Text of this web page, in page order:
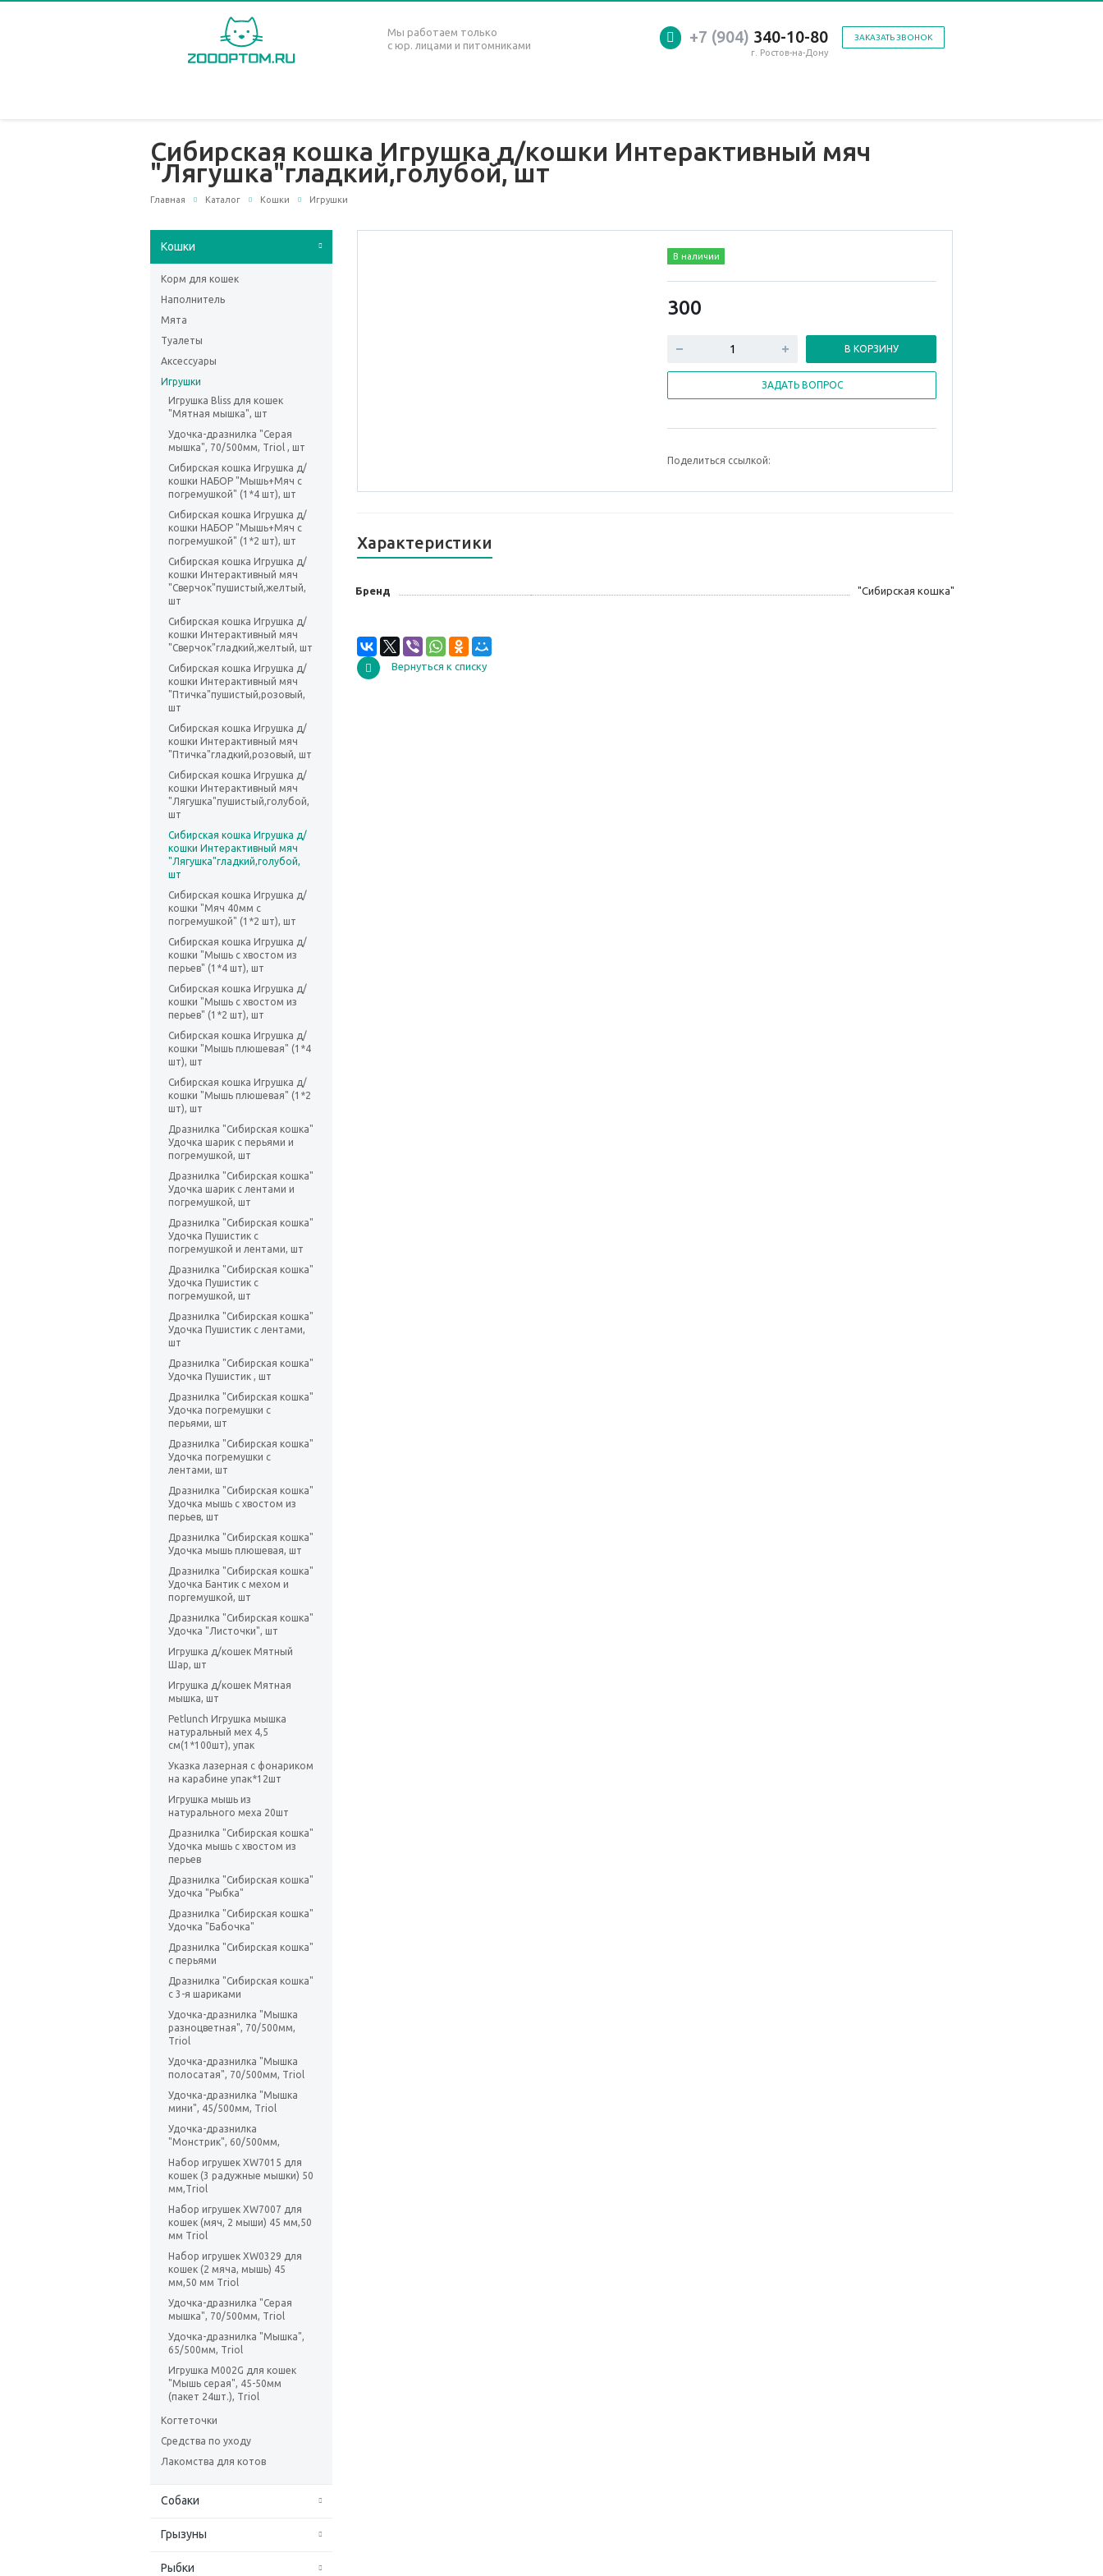
Мы работаем только
с юр. лицами и питомниками
ЗАКАЗАТЬ ЗВОНОК
+7 (904) 340-10-80
г. Ростов-на-Дону
Сибирская кошка Игрушка д/кошки Интерактивный мяч
"Лягушка"гладкий,голубой, шт
Главная Каталог Кошки Игрушки
Кошки
Корм для кошек
Наполнитель
Мята
Туалеты
Аксессуары
Игрушки
Игрушка Bliss для кошек
"Мятная мышка", шт
Удочка-дразнилка "Серая
мышка", 70/500мм, Triol , шт
Сибирская кошка Игрушка д/
кошки НАБОР "Мышь+Мяч с
погремушкой" (1*4 шт), шт
Сибирская кошка Игрушка д/
кошки НАБОР "Мышь+Мяч с
погремушкой" (1*2 шт), шт
Сибирская кошка Игрушка д/
кошки Интерактивный мяч
"Сверчок"пушистый,желтый,
шт
Сибирская кошка Игрушка д/
кошки Интерактивный мяч
"Сверчок"гладкий,желтый, шт
Сибирская кошка Игрушка д/
кошки Интерактивный мяч
"Птичка"пушистый,розовый,
шт
Сибирская кошка Игрушка д/
кошки Интерактивный мяч
"Птичка"гладкий,розовый, шт
Сибирская кошка Игрушка д/
кошки Интерактивный мяч
"Лягушка"пушистый,голубой,
шт
Сибирская кошка Игрушка д/
кошки Интерактивный мяч
"Лягушка"гладкий,голубой,
шт
Сибирская кошка Игрушка д/
кошки "Мяч 40мм с
погремушкой" (1*2 шт), шт
Сибирская кошка Игрушка д/
кошки "Мышь с хвостом из
перьев" (1*4 шт), шт
Сибирская кошка Игрушка д/
кошки "Мышь с хвостом из
перьев" (1*2 шт), шт
Сибирская кошка Игрушка д/
кошки "Мышь плюшевая" (1*4
шт), шт
Сибирская кошка Игрушка д/
кошки "Мышь плюшевая" (1*2
шт), шт
Дразнилка "Сибирская кошка"
Удочка шарик с перьями и
погремушкой, шт
Дразнилка "Сибирская кошка"
Удочка шарик с лентами и
погремушкой, шт
Дразнилка "Сибирская кошка"
Удочка Пушистик с
погремушкой и лентами, шт
Дразнилка "Сибирская кошка"
Удочка Пушистик с
погремушкой, шт
Дразнилка "Сибирская кошка"
Удочка Пушистик с лентами,
шт
Дразнилка "Сибирская кошка"
Удочка Пушистик , шт
Дразнилка "Сибирская кошка"
Удочка погремушки с
перьями, шт
Дразнилка "Сибирская кошка"
Удочка погремушки с
лентами, шт
Дразнилка "Сибирская кошка"
Удочка мышь с хвостом из
перьев, шт
Дразнилка "Сибирская кошка"
Удочка мышь плюшевая, шт
Дразнилка "Сибирская кошка"
Удочка Бантик с мехом и
поргемушкой, шт
Дразнилка "Сибирская кошка"
Удочка "Листочки", шт
Игрушка д/кошек Мятный
Шар, шт
Игрушка д/кошек Мятная
мышка, шт
Petlunch Игрушка мышка
натуральный мех 4,5
см(1*100шт), упак
Указка лазерная с фонариком
на карабине упак*12шт
Игрушка мышь из
натурального меха 20шт
Дразнилка "Сибирская кошка"
Удочка мышь с хвостом из
перьев
Дразнилка "Сибирская кошка"
Удочка "Рыбка"
Дразнилка "Сибирская кошка"
Удочка "Бабочка"
Дразнилка "Сибирская кошка"
с перьями
Дразнилка "Сибирская кошка"
с 3-я шариками
Удочка-дразнилка "Мышка
разноцветная", 70/500мм,
Triol
Удочка-дразнилка "Мышка
полосатая", 70/500мм, Triol
Удочка-дразнилка "Мышка
мини", 45/500мм, Triol
Удочка-дразнилка
"Монстрик", 60/500мм,
Набор игрушек XW7015 для
кошек (3 радужные мышки) 50
мм,Triol
Набор игрушек XW7007 для
кошек (мяч, 2 мыши) 45 мм,50
мм Triol
Набор игрушек XW0329 для
кошек (2 мяча, мышь) 45
мм,50 мм Triol
Удочка-дразнилка "Серая
мышка", 70/500мм, Triol
Удочка-дразнилка "Мышка",
65/500мм, Triol
Игрушка M002G для кошек
"Мышь серая", 45-50мм
(пакет 24шт.), Triol
Когтеточки
Средства по уходу
Лакомства для котов
Собаки
Грызуны
Рыбки
В наличии
300
В КОРЗИНУ
ЗАДАТЬ ВОПРОС
Поделиться ссылкой:
Характеристики
Бренд "Сибирская кошка"
Вернуться к списку